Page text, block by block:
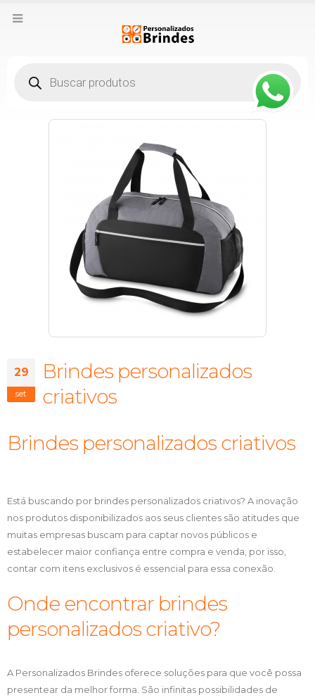
produtos
29
set
Brindes personalizados
criativos
Brindes personalizados criativos
Está buscando por brindes personalizados criativos? A inovação
nos produtos disponibilizados aos seus clientes são atitudes que
muitas empresas buscam para captar novos públicos e
estabelecer maior confiança entre compra e venda, por isso,
contar com itens exclusivos é essencial para essa conexão.
Onde encontrar brindes
personalizados criativo?
A Personalizados Brindes oferece soluções para que você possa
presentear da melhor forma. São infinitas possibilidades de